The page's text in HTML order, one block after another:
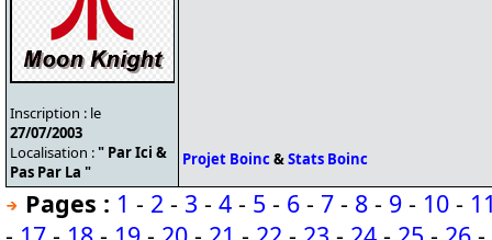
Inscription : le
27/07/2003
Localisation :" Par Ici &
Pas Par La "
Projet Boinc&Stats Boinc
Pages : 1 - 2 - 3 - 4 - 5 - 6 - 7 - 8 - 9 - 10 -